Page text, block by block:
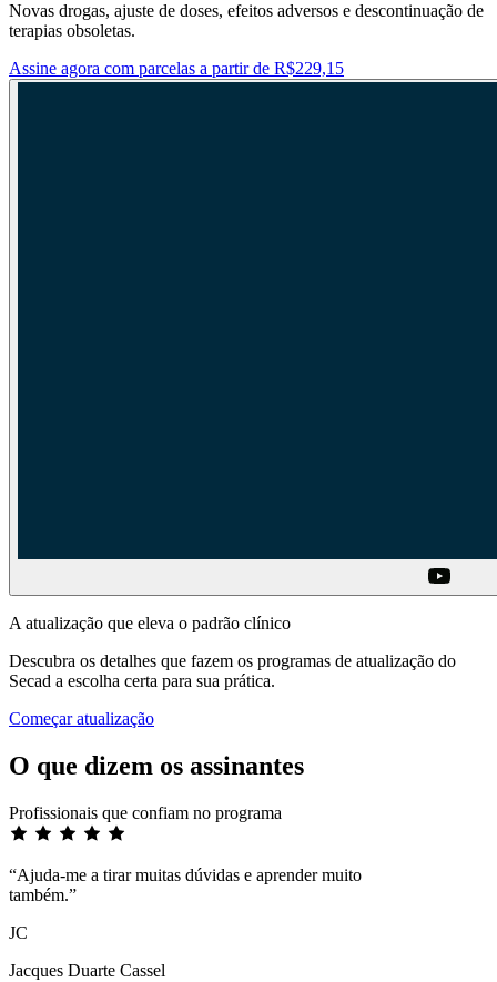
Novas drogas, ajuste de doses, efeitos adversos e descontinuação de
terapias obsoletas.
Assine agora com parcelas a partir de R$229,15
A atualização que eleva o padrão clínico
Descubra os detalhes que fazem os programas de atualização do
Secad a escolha certa para sua prática.
Começar atualização
O que dizem os assinantes
Profissionais que confiam no programa
“Ajuda-me a tirar muitas dúvidas e aprender muito
também.”
JC
Jacques Duarte Cassel